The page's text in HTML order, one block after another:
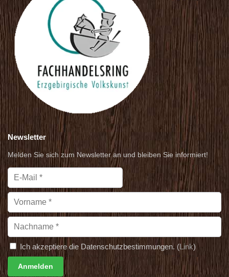
Newsletter
Melden Sie sich zum Newsletter an und bleiben Sie informiert!
Ich akzeptiere die Datenschutzbestimmungen. (Link)